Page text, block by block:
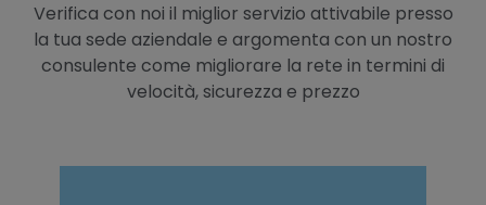
Verifica con noi il miglior servizio attivabile presso
la tua sede aziendale e argomenta con un nostro
consulente come migliorare la rete in termini di
velocità, sicurezza e prezzo